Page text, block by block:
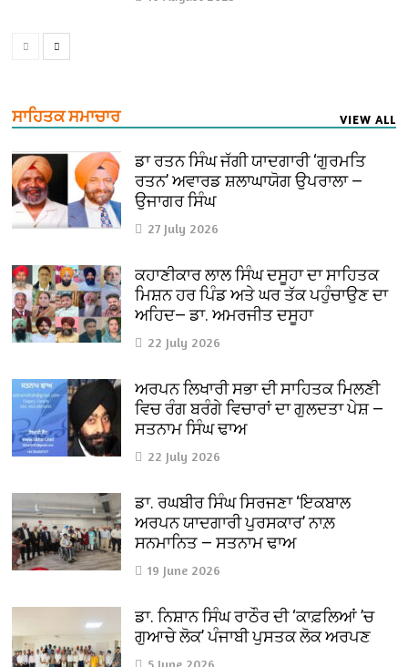
ਸਾਹਿਤਕ ਸਮਾਚਾਰ VIEW ALL
ਡਾ ਰਤਨ ਸਿੰਘ ਜੱਗੀ ਯਾਦਗਾਰੀ ‘ਗੁਰਮਤਿ
ਰਤਨ’ ਅਵਾਰਡ ਸ਼ਲਾਘਾਯੋਗ ਉਪਰਾਲਾ —
ਉਜਾਗਰ ਸਿੰਘ
27 July 2026
ਕਹਾਣੀਕਾਰ ਲਾਲ ਸਿੰਘ ਦਸੂਹਾ ਦਾ ਸਾਹਿਤਕ
ਮਿਸ਼ਨ ਹਰ ਪਿੰਡ ਅਤੇ ਘਰ ਤੱਕ ਪਹੁੰਚਾਉਣ ਦਾ
ਅਹਿਦ— ਡਾ. ਅਮਰਜੀਤ ਦਸੂਹਾ
22 July 2026
ਅਰਪਨ ਲਿਖਾਰੀ ਸਭਾ ਦੀ ਸਾਹਿਤਕ ਮਿਲਣੀ
ਵਿਚ ਰੰਗ ਬਰੰਗੇ ਵਿਚਾਰਾਂ ਦਾ ਗੁਲਦਤਾ ਪੇਸ਼ —
ਸਤਨਾਮ ਸਿੰਘ ਢਾਅ
22 July 2026
ਡਾ. ਰਘਬੀਰ ਸਿੰਘ ਸਿਰਜਣਾ ‘ਇਕਬਾਲ
ਅਰਪਨ ਯਾਦਗਾਰੀ ਪੁਰਸਕਾਰ’ ਨਾਲ਼
ਸਨਮਾਨਿਤ — ਸਤਨਾਮ ਢਾਅ
19 June 2026
ਡਾ. ਨਿਸ਼ਾਨ ਸਿੰਘ ਰਾਠੌਰ ਦੀ ‘ਕਾਫ਼ਲਿਆਂ ’ਚ
ਗੁਆਚੇ ਲੋਕ’ ਪੰਜਾਬੀ ਪੁਸਤਕ ਲੋਕ ਅਰਪਣ